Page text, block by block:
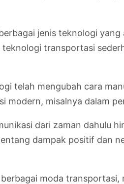
jenis teknologi
transportasi
telah mengubah cara
misalnya dalam
dari zaman dahulu
dampak positif dan
moda transportasi,